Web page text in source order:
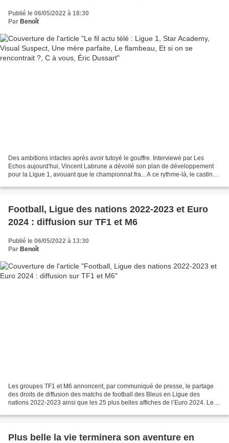
Publié le 06/05/2022 à 18:30
Par Benoît
Des ambitions intactes après avoir tutoyé le gouffre. Interviewé par Les
Echos aujourd'hui, Vincent Labrune a dévoilé son plan de développement
pour la Ligue 1, avouant que le championnat fra... A ce rythme-là, le casting
Football, Ligue des nations 2022-2023 et Euro
2024 : diffusion sur TF1 et M6
Publié le 06/05/2022 à 13:30
Par Benoît
Les groupes TF1 et M6 annoncent, par communiqué de presse, le partage
des droits de diffusion des matchs de football des Bleus en Ligue des
nations 2022-2023 ainsi que les 25 plus belles affiches de l’Euro 2024. Les
Plus belle la vie terminera son aventure en